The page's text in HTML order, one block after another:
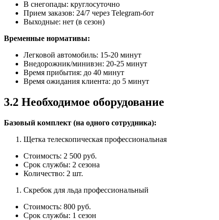
В снегопады: круглосуточно
Прием заказов: 24/7 через Telegram-бот
Выходные: нет (в сезон)
Временные нормативы:
Легковой автомобиль: 15-20 минут
Внедорожник/минивэн: 20-25 минут
Время прибытия: до 40 минут
Время ожидания клиента: до 5 минут
3.2 Необходимое оборудование
Базовый комплект (на одного сотрудника):
Щетка телескопическая профессиональная
Стоимость: 2 500 руб.
Срок службы: 2 сезона
Количество: 2 шт.
Скребок для льда профессиональный
Стоимость: 800 руб.
Срок службы: 1 сезон